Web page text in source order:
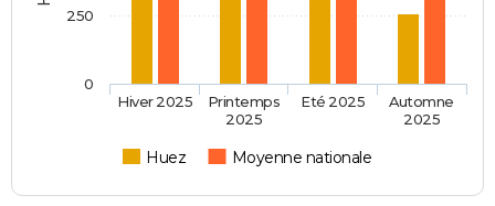
Huez Moyenne nationale
Hiver 2025
Printemps
2025
Eté 2025
Automne
2025
0
250